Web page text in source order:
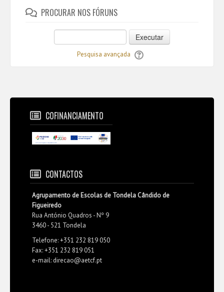
PROCURAR NOS FÓRUNS
Executar
Pesquisa avançada
COFINANCIAMENTO
CONTACTOS
Agrupamento de Escolas de Tondela Cândido de
Figueiredo
Rua António Quadros - Nº 9
3460 - 521 Tondela
Telefone: +351 232 819 050
Fax: +351 232 819 051
e-mail: direcao@aetcf.pt